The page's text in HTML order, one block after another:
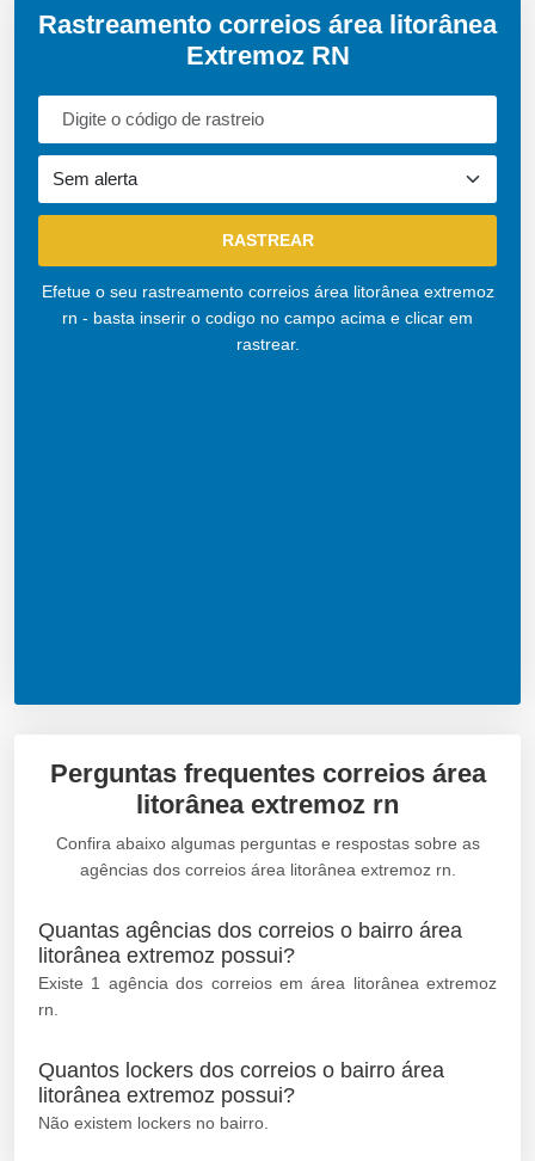
Rastreamento correios área litorânea
Extremoz RN
Efetue o seu rastreamento correios área litorânea extremoz
rn - basta inserir o codigo no campo acima e clicar em
rastrear.
Perguntas frequentes correios área
litorânea extremoz rn
Confira abaixo algumas perguntas e respostas sobre as
agências dos correios área litorânea extremoz rn.
Quantas agências dos correios o bairro área
litorânea extremoz possui?
Existe 1 agência dos correios em área litorânea extremoz
rn.
Quantos lockers dos correios o bairro área
litorânea extremoz possui?
Não existem lockers no bairro.